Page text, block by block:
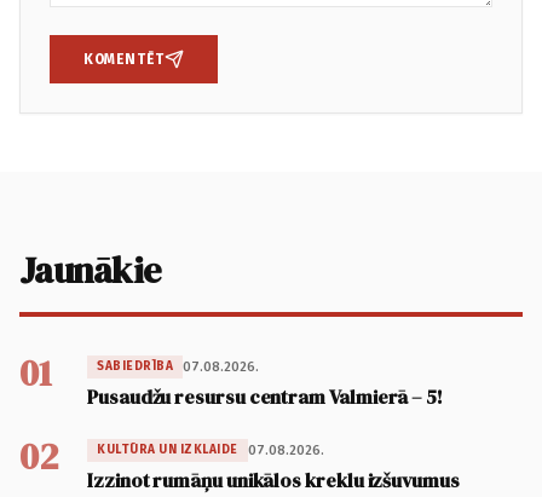
KOMENTĒT
Jaunākie
01 SABIEDRĪBA 07.08.2026.
Pusaudžu resursu centram Valmierā – 5!
02 KULTŪRA UN IZKLAIDE 07.08.2026.
Izzinot rumāņu unikālos kreklu izšuvumus